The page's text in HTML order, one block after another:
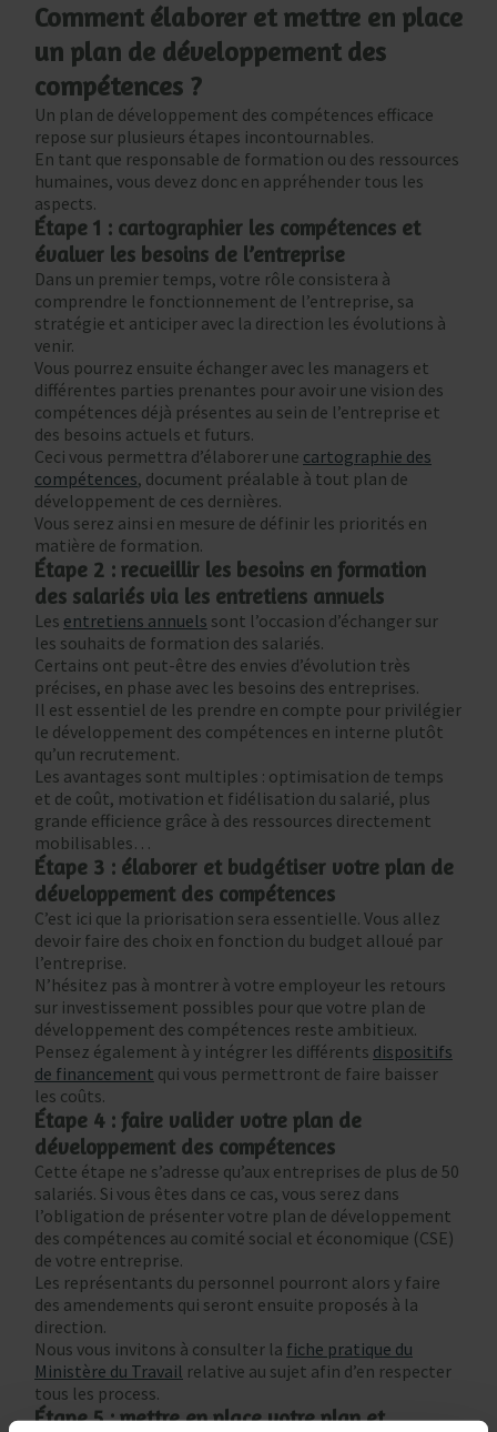
Comment élaborer et mettre en place
un plan de développement des
compétences ?
Un plan de développement des compétences efficace
repose sur plusieurs étapes incontournables.
En tant que responsable de formation ou des ressources
humaines, vous devez donc en appréhender tous les
aspects.
Étape 1 : cartographier les compétences et
évaluer les besoins de l’entreprise
Dans un premier temps, votre rôle consistera à
comprendre le fonctionnement de l’entreprise, sa
stratégie et anticiper avec la direction les évolutions à
venir.
Vous pourrez ensuite échanger avec les managers et
différentes parties prenantes pour avoir une vision des
compétences déjà présentes au sein de l’entreprise et
des besoins actuels et futurs.
Ceci vous permettra d’élaborer une cartographie des
compétences, document préalable à tout plan de
développement de ces dernières.
Vous serez ainsi en mesure de définir les priorités en
matière de formation.
Étape 2 : recueillir les besoins en formation
des salariés via les entretiens annuels
Les entretiens annuels sont l’occasion d’échanger sur
les souhaits de formation des salariés.
Certains ont peut-être des envies d’évolution très
précises, en phase avec les besoins des entreprises.
Il est essentiel de les prendre en compte pour privilégier
le développement des compétences en interne plutôt
qu’un recrutement.
Les avantages sont multiples : optimisation de temps
et de coût, motivation et fidélisation du salarié, plus
grande efficience grâce à des ressources directement
mobilisables…
Étape 3 : élaborer et budgétiser votre plan de
développement des compétences
C’est ici que la priorisation sera essentielle. Vous allez
devoir faire des choix en fonction du budget alloué par
l’entreprise.
N’hésitez pas à montrer à votre employeur les retours
sur investissement possibles pour que votre plan de
développement des compétences reste ambitieux.
Pensez également à y intégrer les différents dispositifs
de financement qui vous permettront de faire baisser
les coûts.
Étape 4 : faire valider votre plan de
développement des compétences
Cette étape ne s’adresse qu’aux entreprises de plus de 50
salariés. Si vous êtes dans ce cas, vous serez dans
l’obligation de présenter votre plan de développement
des compétences au comité social et économique (CSE)
de votre entreprise.
Les représentants du personnel pourront alors y faire
des amendements qui seront ensuite proposés à la
direction.
Nous vous invitons à consulter la fiche pratique du
Ministère du Travail relative au sujet afin d’en respecter
tous les process.
Étape 5 : mettre en place votre plan et